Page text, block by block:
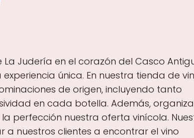
Judería en el corazón del Casco
única. En nuestra tienda de
de origen, incluyendo tanto
en cada botella. Además,
perfección nuestra oferta vinícola.
nuestros clientes a encontrar el vino